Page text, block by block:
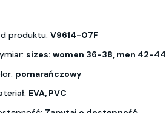
produktu: V9614-07F
sizes: women 36-38, men 42-44
pomarańczowy
EVA, PVC